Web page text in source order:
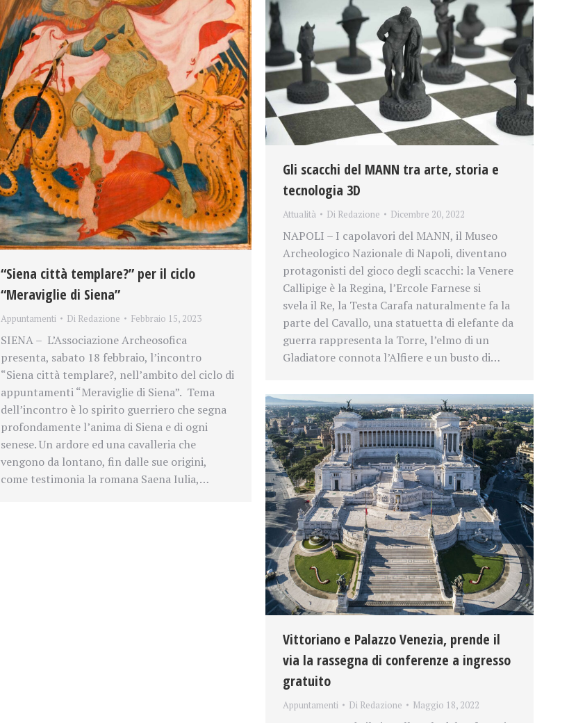
“Siena città templare?” per il ciclo
“Meraviglie di Siena”
Appuntamenti Di Redazione Febbraio 15, 2023
SIENA – L’Associazione Archeosofica
presenta, sabato 18 febbraio, l’incontro
“Siena città templare?, nell’ambito del ciclo di
appuntamenti “Meraviglie di Siena”. Tema
dell’incontro è lo spirito guerriero che segna
profondamente l’anima di Siena e di ogni
senese. Un ardore ed una cavalleria che
vengono da lontano, fin dalle sue origini,
come testimonia la romana Saena Iulia,…
Gli scacchi del MANN tra arte, storia e
tecnologia 3D
Attualità Di Redazione Dicembre 20, 2022
NAPOLI – I capolavori del MANN, il Museo
Archeologico Nazionale di Napoli, diventano
protagonisti del gioco degli scacchi: la Venere
Callipige è la Regina, l’Ercole Farnese si
svela il Re, la Testa Carafa naturalmente fa la
parte del Cavallo, una statuetta di elefante da
guerra rappresenta la Torre, l’elmo di un
Gladiatore connota l’Alfiere e un busto di…
Vittoriano e Palazzo Venezia, prende il
via la rassegna di conferenze a ingresso
gratuito
Appuntamenti Di Redazione Maggio 18, 2022